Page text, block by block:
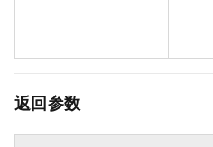
返回参数